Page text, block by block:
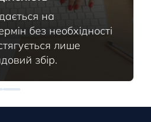
на
без необхідності
лише
збір.